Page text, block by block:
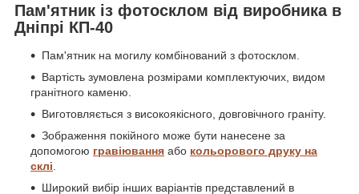
Пам'ятник із фотосклом від виробника в
Дніпрі КП-40
Пам'ятник на могилу комбінований з фотосклом.
Вартість зумовлена розмірами комплектуючих, видом
гранітного каменю.
Виготовляється з високоякісного, довговічного граніту.
Зображення покійного може бути нанесене за
допомогою гравіювання або кольорового друку на
склі.
Широкий вибір інших варіантів представлений в